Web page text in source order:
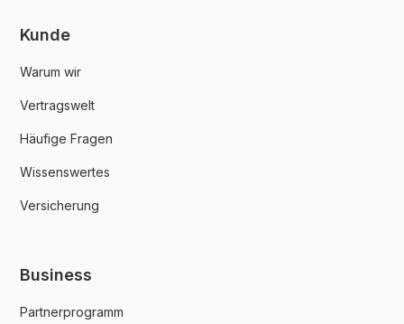
Kunde
Warum wir
Vertragswelt
Häufige Fragen
Wissenswertes
Versicherung
Business
Partnerprogramm